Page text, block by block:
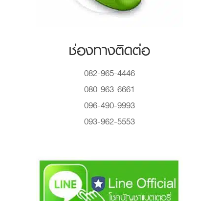
ช่องทางติดต่อ
082-965-4446
080-963-6661
096-490-9993
093-962-5553